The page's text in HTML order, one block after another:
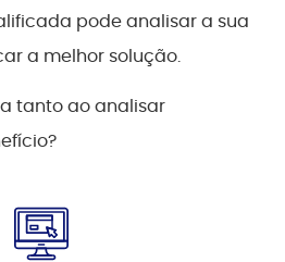
pode analisar a sua
a melhor solução.
tanto ao analisar